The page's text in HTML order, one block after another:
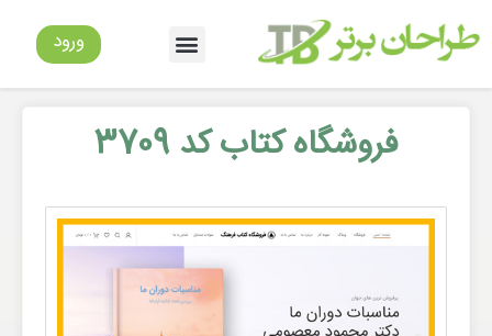
ورود
فروشگاه کتاب کد 3709